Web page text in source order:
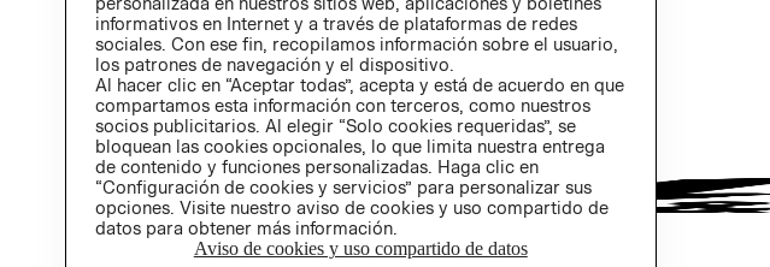
informativos en Internet y a través de plataformas de redes
sociales. Con ese fin, recopilamos información sobre el usuario,
los patrones de navegación y el dispositivo.
Al hacer clic en “Aceptar todas”, acepta y está de acuerdo en que
compartamos esta información con terceros, como nuestros
socios publicitarios. Al elegir “Solo cookies requeridas”, se
bloquean las cookies opcionales, lo que limita nuestra entrega
de contenido y funciones personalizadas. Haga clic en
“Configuración de cookies y servicios” para personalizar sus
opciones. Visite nuestro aviso de cookies y uso compartido de
datos para obtener más información.
Aviso de cookies y uso compartido de datos